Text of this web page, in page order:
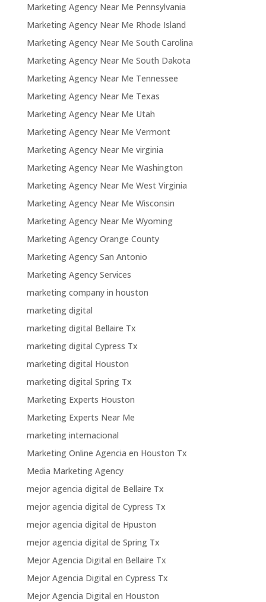
Marketing Agency Near Me Pennsylvania
Marketing Agency Near Me Rhode Island
Marketing Agency Near Me South Carolina
Marketing Agency Near Me South Dakota
Marketing Agency Near Me Tennessee
Marketing Agency Near Me Texas
Marketing Agency Near Me Utah
Marketing Agency Near Me Vermont
Marketing Agency Near Me virginia
Marketing Agency Near Me Washington
Marketing Agency Near Me West Virginia
Marketing Agency Near Me Wisconsin
Marketing Agency Near Me Wyoming
Marketing Agency Orange County
Marketing Agency San Antonio
Marketing Agency Services
marketing company in houston
marketing digital
marketing digital Bellaire Tx
marketing digital Cypress Tx
marketing digital Houston
marketing digital Spring Tx
Marketing Experts Houston
Marketing Experts Near Me
marketing internacional
Marketing Online Agencia en Houston Tx
Media Marketing Agency
mejor agencia digital de Bellaire Tx
mejor agencia digital de Cypress Tx
mejor agencia digital de Hpuston
mejor agencia digital de Spring Tx
Mejor Agencia Digital en Bellaire Tx
Mejor Agencia Digital en Cypress Tx
Mejor Agencia Digital en Houston